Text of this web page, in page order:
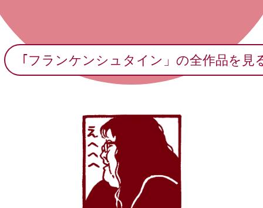
｢フランケンシュタイン」の全作品を見